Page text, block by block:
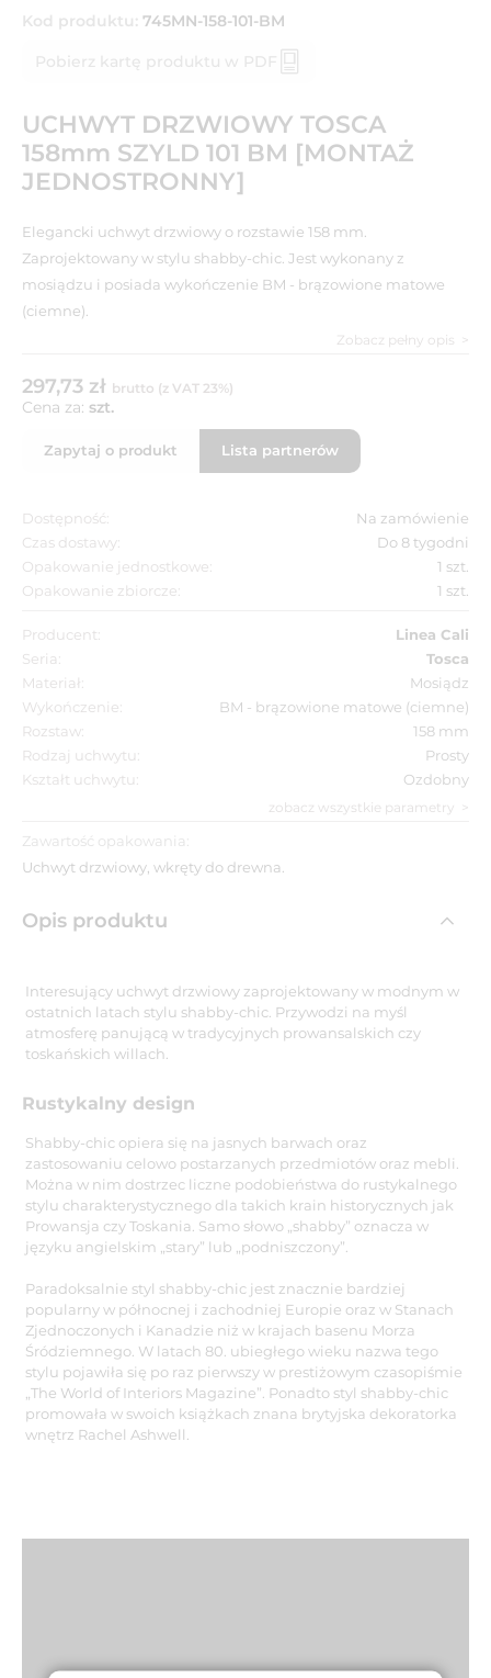
Kod produktu: 745MN-158-101-BM
Pobierz kartę produktu w PDF
UCHWYT DRZWIOWY TOSCA
158mm SZYLD 101 BM [MONTAŻ
JEDNOSTRONNY]
Elegancki uchwyt drzwiowy o rozstawie 158 mm.
Zaprojektowany w stylu shabby-chic. Jest wykonany z
mosiądzu i posiada wykończenie BM - brązowione matowe
(ciemne).
Zobacz pełny opis
297,73 zł brutto (z VAT 23%)
Cena za: szt.
Zapytaj o produkt Lista partnerów
Dostępność:
Na zamówienie
Czas dostawy:
Do 8 tygodni
Opakowanie jednostkowe:
1 szt.
Opakowanie zbiorcze:
1 szt.
Producent:
Linea Cali
Seria:
Tosca
Materiał:
Mosiądz
Wykończenie:
BM - brązowione matowe (ciemne)
Rozstaw:
158 mm
Rodzaj uchwytu:
Prosty
Kształt uchwytu:
Ozdobny
zobacz wszystkie parametry
Zawartość opakowania:
Uchwyt drzwiowy, wkręty do drewna.
Opis produktu
Interesujący uchwyt drzwiowy zaprojektowany w modnym w
ostatnich latach stylu shabby-chic. Przywodzi na myśl
atmosferę panującą w tradycyjnych prowansalskich czy
toskańskich willach.
Rustykalny design
Shabby-chic opiera się na jasnych barwach oraz
zastosowaniu celowo postarzanych przedmiotów oraz mebli.
Można w nim dostrzec liczne podobieństwa do rustykalnego
stylu charakterystycznego dla takich krain historycznych jak
Prowansja czy Toskania. Samo słowo „shabby” oznacza w
języku angielskim „stary” lub „podniszczony”.
Paradoksalnie styl shabby-chic jest znacznie bardziej
popularny w północnej i zachodniej Europie oraz w Stanach
Zjednoczonych i Kanadzie niż w krajach basenu Morza
Śródziemnego. W latach 80. ubiegłego wieku nazwa tego
stylu pojawiła się po raz pierwszy w prestiżowym czasopiśmie
„The World of Interiors Magazine”. Ponadto styl shabby-chic
promowała w swoich książkach znana brytyjska dekoratorka
wnętrz Rachel Ashwell.